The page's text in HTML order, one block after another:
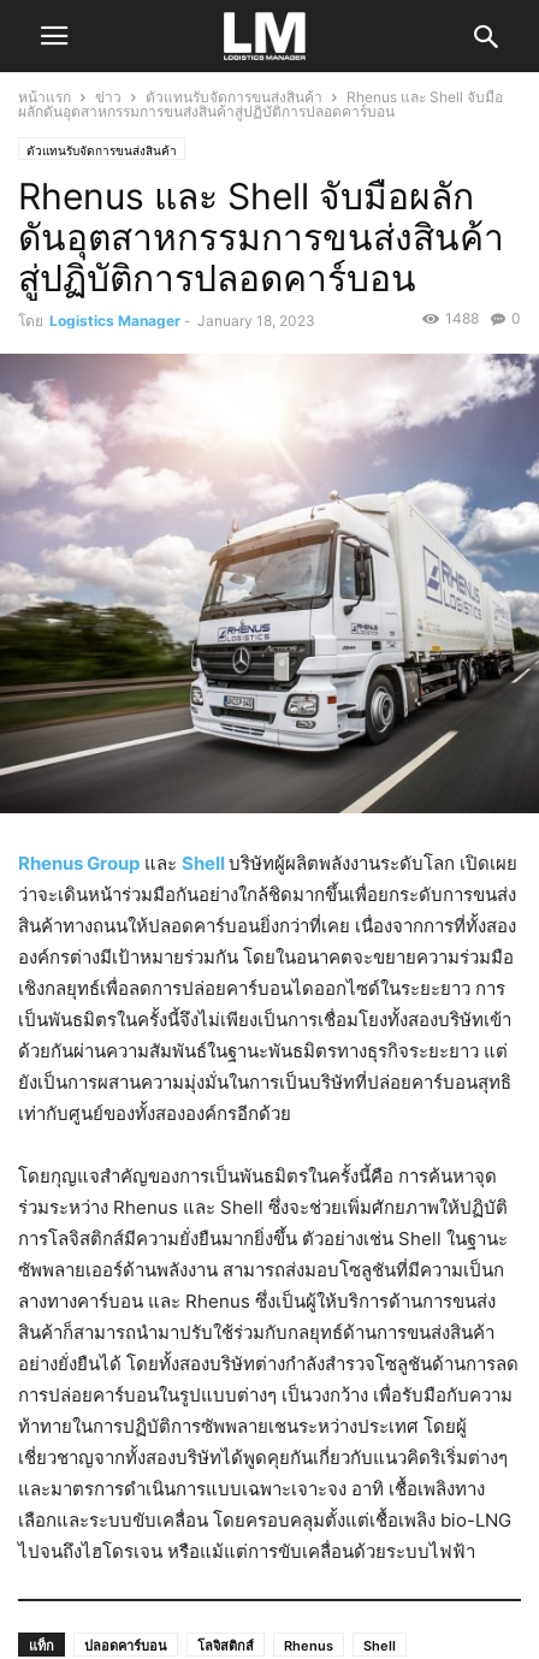
หน้าแรก ข่าว ตัวแทนรับจัดการขนส่งสินค้า
Rhenus และ Shell จับมือ
ผลักดันอุตสาหกรรมการขนส่งสินค้าสู่ปฏิบัติการปลอดคาร์บอน
ตัวแทนรับจัดการขนส่งสินค้า
Rhenus และ Shell จับมือผลัก
ดันอุตสาหกรรมการขนส่งสินค้า
สู่ปฏิบัติการปลอดคาร์บอน
โดย Logistics Manager - January 18, 2023 0
1488
Rhenus Group และ Shellบริษัทผู้ผลิตพลังงานระดับโลก เปิดเผย
ว่าจะเดินหน้าร่วมมือกันอย่างใกล้ชิดมากขึ้นเพื่อยกระดับการขนส่ง
สินค้าทางถนนให้ปลอดคาร์บอนยิ่งกว่าที่เคย เนื่องจากการที่ทั้งสอง
องค์กรต่างมีเป้าหมายร่วมกัน โดยในอนาคตจะขยายความร่วมมือ
เชิงกลยุทธ์เพื่อลดการปล่อยคาร์บอนไดออกไซด์ในระยะยาว การ
เป็นพันธมิตรในครั้งนี้จึงไม่เพียงเป็นการเชื่อมโยงทั้งสองบริษัทเข้า
ด้วยกันผ่านความสัมพันธ์ในฐานะพันธมิตรทางธุรกิจระยะยาว แต่
ยังเป็นการผสานความมุ่งมั่นในการเป็นบริษัทที่ปล่อยคาร์บอนสุทธิ
เท่ากับศูนย์ของทั้งสององค์กรอีกด้วย
โดยกุญแจสำคัญของการเป็นพันธมิตรในครั้งนี้คือ การค้นหาจุด
ร่วมระหว่าง Rhenus และ Shell ซึ่งจะช่วยเพิ่มศักยภาพให้ปฏิบัติ
การโลจิสติกส์มีความยั่งยืนมากยิ่งขึ้น ตัวอย่างเช่น Shell ในฐานะ
ซัพพลายเออร์ด้านพลังงาน สามารถส่งมอบโซลูชันที่มีความเป็นก
ลางทางคาร์บอน และ Rhenus ซึ่งเป็นผู้ให้บริการด้านการขนส่ง
สินค้าก็สามารถนำมาปรับใช้ร่วมกับกลยุทธ์ด้านการขนส่งสินค้า
อย่างยั่งยืนได้ โดยทั้งสองบริษัทต่างกำลังสำรวจโซลูชันด้านการลด
การปล่อยคาร์บอนในรูปแบบต่างๆ เป็นวงกว้าง เพื่อรับมือกับความ
ท้าทายในการปฏิบัติการซัพพลายเชนระหว่างประเทศ โดยผู้
เชี่ยวชาญจากทั้งสองบริษัทได้พูดคุยกันเกี่ยวกับแนวคิดริเริ่มต่างๆ
และมาตรการดำเนินการแบบเฉพาะเจาะจง อาทิ เชื้อเพลิงทาง
เลือกและระบบขับเคลื่อน โดยครอบคลุมตั้งแต่เชื้อเพลิง bio-LNG
ไปจนถึงไฮโดรเจน หรือแม้แต่การขับเคลื่อนด้วยระบบไฟฟ้า
แท็ก ปลอดคาร์บอน โลจิสติกส์ Rhenus Shell